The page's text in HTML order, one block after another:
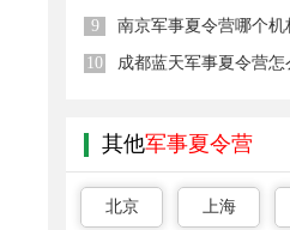
9
10
其他军事夏令营
北京 上海